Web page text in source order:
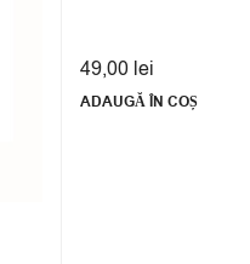
49,00 lei
ADAUGĂ ÎN COȘ